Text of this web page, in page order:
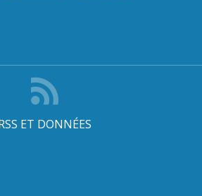
ET DONNÉES